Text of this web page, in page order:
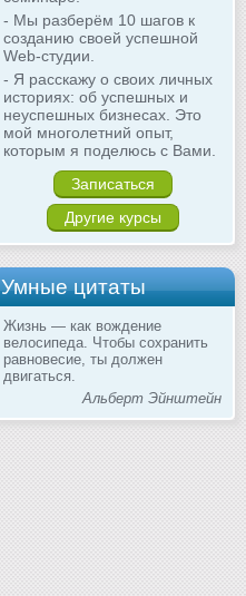
- Мы разберём 10 шагов к
созданию своей успешной
Web-студии.
- Я расскажу о своих личных
историях: об успешных и
неуспешных бизнесах. Это
мой многолетний опыт,
которым я поделюсь с Вами.
Записаться
Другие курсы
Умные цитаты
Жизнь — как вождение
велосипеда. Чтобы сохранить
равновесие, ты должен
двигаться.
Альберт Эйнштейн